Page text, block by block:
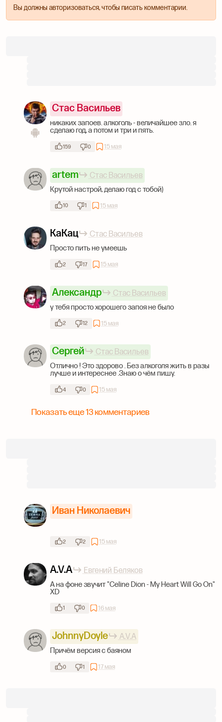
Вы должны авторизоваться, чтобы писать комментарии.
Стас Васильев
никаких запоев. алкоголь - величайшее зло. я
сделаю год, а потом и три и пять.
159 0 15 мая
artem
Стас Васильев
Крутой настрой, делаю год с тобой)
10 1 15 мая
КаКац
Стас Васильев
Просто пить не умеешь
2 17 15 мая
Александр
Стас Васильев
у тебя просто хорошего запоя не было
2 12 15 мая
Сергей
Стас Васильев
Отлично ! Это здорово . Без алкоголя жить в разы
лучше и интереснее .Знаю о чём пишу.
4 0 15 мая
Показать еще 13 комментариев
Иван Николаевич
2 2 15 мая
A.V.A
Евгений Беляков
А на фоне звучит "Celine Dion - My Heart Will Go On"
XD
1 0 16 мая
JohnnyDoyle
A.V.A
Причём версия с баяном
0 1 17 мая